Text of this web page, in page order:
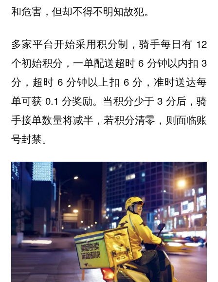
和危害，但却不得不明知故犯。
多家平台开始采用积分制，骑手每日有 12
个初始积分，一单配送超时 6 分钟以内扣 3
分，超时 6 分钟以上扣 6 分，准时送达每
单可获 0.1 分奖励。当积分少于 3 分后，骑
手接单数量将减半，若积分清零，则面临账
号封禁。